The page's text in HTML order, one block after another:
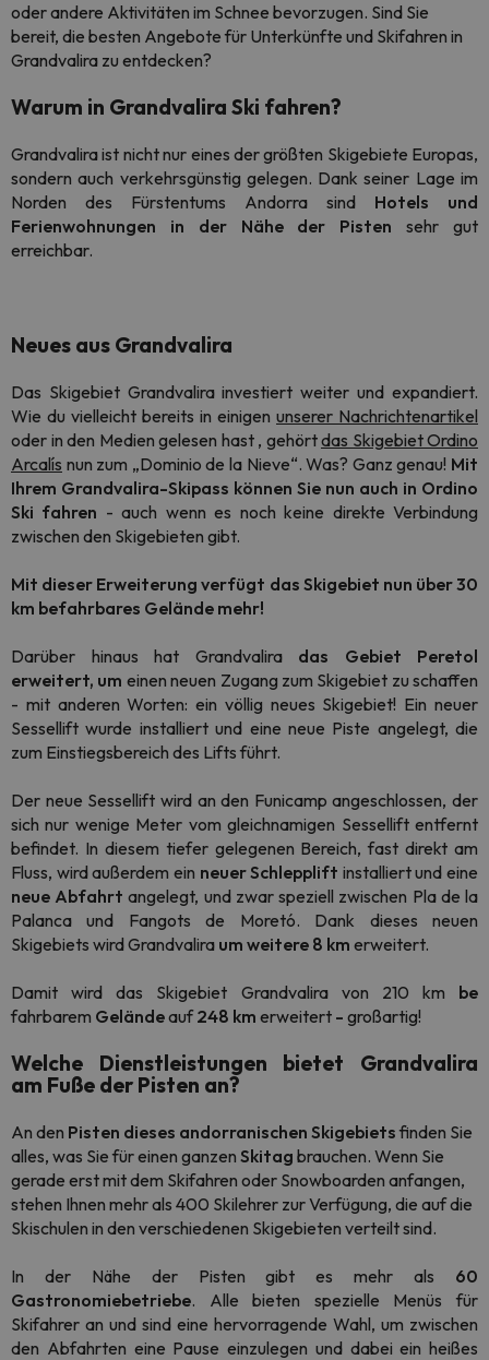
oder andere Aktivitäten im Schnee bevorzugen. Sind Sie
bereit, die besten Angebote für Unterkünfte und Skifahren in
Grandvalira zu entdecken?
Warum in Grandvalira Ski fahren?
Grandvalira ist nicht nur eines der größten Skigebiete Europas,
sondern auch verkehrsgünstig gelegen. Dank seiner Lage im
Norden des Fürstentums Andorra sind Hotels und
Ferienwohnungen in der Nähe der Pisten sehr gut
erreichbar.
Neues aus Grandvalira
Das Skigebiet Grandvalira investiert weiter und expandiert.
Wie du vielleicht bereits in einigen unserer Nachrichtenartikel
oder in den Medien gelesen hast , gehörtdas Skigebiet Ordino
Arcalís nun zum „Dominio de la Nieve“. Was? Ganz genau! Mit
Ihrem Grandvalira-Skipass können Sie nun auch in Ordino
Ski fahren - auch wenn es noch keine direkte Verbindung
zwischen den Skigebieten gibt.
Mit dieser Erweiterung verfügt das Skigebiet nun über 30
km befahrbares Gelände mehr!
Darüber hinaus hat Grandvalira das Gebiet Peretol
erweitert, um einen neuen Zugang zum Skigebiet zu schaffen
- mit anderen Worten: ein völlig neues Skigebiet! Ein neuer
Sessellift wurde installiert und eine neue Piste angelegt, die
zum Einstiegsbereich des Lifts führt.
Der neue Sessellift wird an den Funicamp angeschlossen, der
sich nur wenige Meter vom gleichnamigen Sessellift entfernt
befindet. In diesem tiefer gelegenen Bereich, fast direkt am
Fluss, wird außerdem ein neuer Schlepplift installiert und eine
neue Abfahrt angelegt, und zwar speziell zwischen Pla de la
Palanca und Fangots de Moretó. Dank dieses neuen
Skigebiets wird Grandvalira um weitere 8 km erweitert.
Damit wird das Skigebiet Grandvalira von 210 km be
fahrbarem Geländeauf248 km erweitert - großartig!
Welche Dienstleistungen bietet Grandvalira
am Fuße der Pisten an?
An den Pisten dieses andorranischen Skigebietsfinden Sie
alles, was Sie für einen ganzen Skitag brauchen. Wenn Sie
gerade erst mit dem Skifahren oder Snowboarden anfangen,
stehen Ihnen mehr als 400 Skilehrer zur Verfügung, die auf die
Skischulen in den verschiedenen Skigebieten verteilt sind.
In der Nähe der Pisten gibt es mehr als 60
Gastronomiebetriebe. Alle bieten spezielle Menüs für
Skifahrer an und sind eine hervorragende Wahl, um zwischen
den Abfahrten eine Pause einzulegen und dabei ein heißes